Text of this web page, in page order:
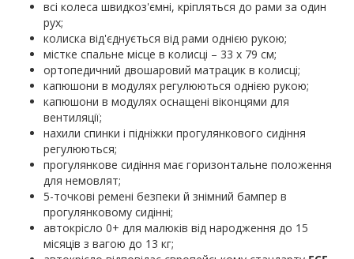
всі колеса швидкоз'ємні, кріпляться до рами за один
рух;
колиска від'єднується від рами однією рукою;
містке спальне місце в колисці – 33 х 79 см;
ортопедичний двошаровий матрацик в колисці;
капюшони в модулях регулюються однією рукою;
капюшони в модулях оснащені віконцями для
вентиляції;
нахили спинки і підніжки прогулянкового сидіння
регулюються;
прогулянкове сидіння має горизонтальне положення
для немовлят;
5-точкові ремені безпеки й знімний бампер в
прогулянковому сидінні;
автокрісло 0+ для малюків від народження до 15
місяців з вагою до 13 кг;